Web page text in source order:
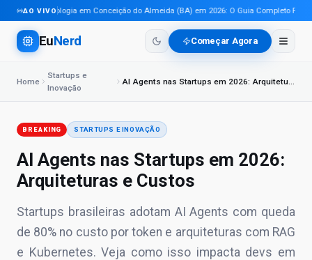
AO VIVO
Tecnologia em Conceição do Almeida (BA) em 2026: O Guia Completo Para
EuNerd Começar Agora
Home
Startups e
Inovação
AI Agents nas Startups em 2026: Arquiteturas e Custos
BREAKING STARTUPS E INOVAÇÃO
AI Agents nas Startups em 2026:
Arquiteturas e Custos
Startups brasileiras adotam AI Agents com queda
de 80% no custo por token e arquiteturas com RAG
e Kubernetes. Veja como isso impacta devs em